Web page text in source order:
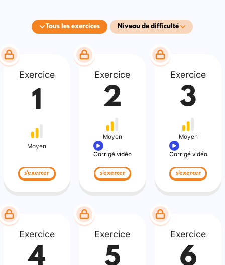
Tous les exercices Niveau de difficulté
Exercice
1
Moyen
s'exercer
Exercice
2
Moyen
Corrigé vidéo
s'exercer
Exercice
3
Moyen
Corrigé vidéo
s'exercer
Exercice
4
Exercice
5
Exercice
6